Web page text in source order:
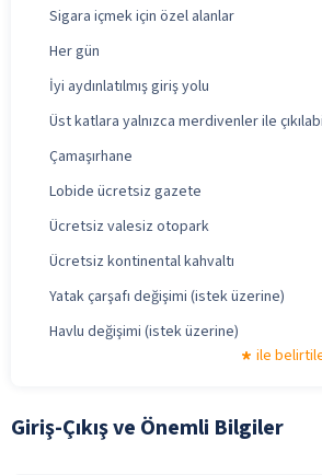
Sigara içmek için özel alanlar
Her gün
İyi aydınlatılmış giriş yolu
Üst katlara yalnızca merdivenler ile
Çamaşırhane
Lobide ücretsiz gazete
Ücretsiz valesiz otopark
Ücretsiz kontinental kahvaltı
Yatak çarşafı değişimi (istek üzerine)
Havlu değişimi (istek üzerine)
ile
Giriş-Çıkış ve Önemli Bilgiler